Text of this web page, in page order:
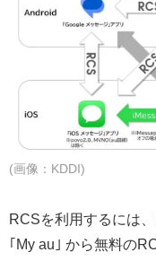
(画像：KDDI)
RCSを利用するには
｢My au｣ から無料の